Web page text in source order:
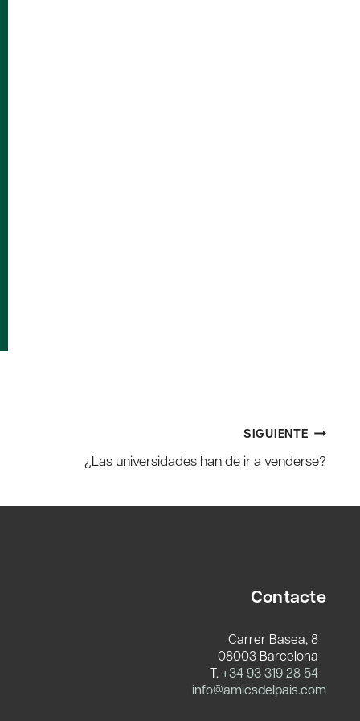
SIGUIENTE
¿Las universidades han de ir a venderse?
Contacte
Carrer Basea, 8
08003 Barcelona
T. +34 93 319 28 54
info@amicsdelpais.com